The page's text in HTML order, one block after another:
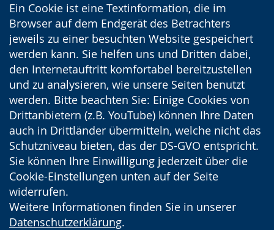
Ein Cookie ist eine Textinformation, die im
Browser auf dem Endgerät des Betrachters
jeweils zu einer besuchten Website gespeichert
werden kann. Sie helfen uns und Dritten dabei,
den Internetauftritt komfortabel bereitzustellen
und zu analysieren, wie unsere Seiten benutzt
werden. Bitte beachten Sie: Einige Cookies von
Drittanbietern (z.B. YouTube) können Ihre Daten
auch in Drittländer übermitteln, welche nicht das
Schutzniveau bieten, das der DS-GVO entspricht.
Sie können Ihre Einwilligung jederzeit über die
Cookie-Einstellungen unten auf der Seite
widerrufen.
Weitere Informationen finden Sie in unserer
Datenschutzerklärung.